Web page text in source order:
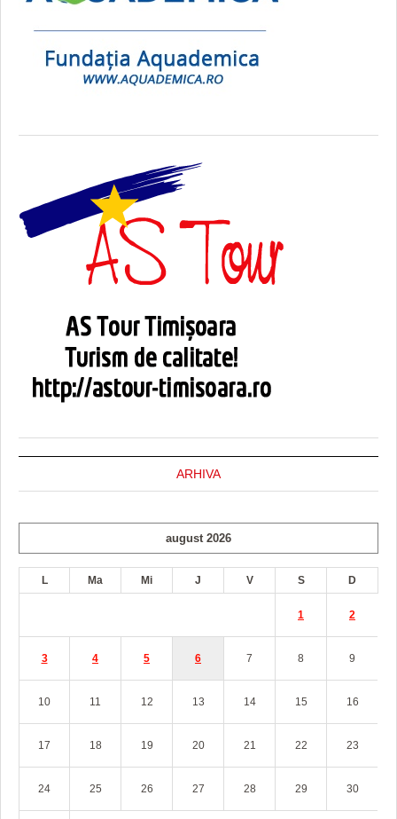
ARHIVA
august 2026
L Ma Mi J V S D
1 2
3 4 5 6 7 8 9
10 11 12 13 14 15 16
17 18 19 20 21 22 23
24 25 26 27 28 29 30